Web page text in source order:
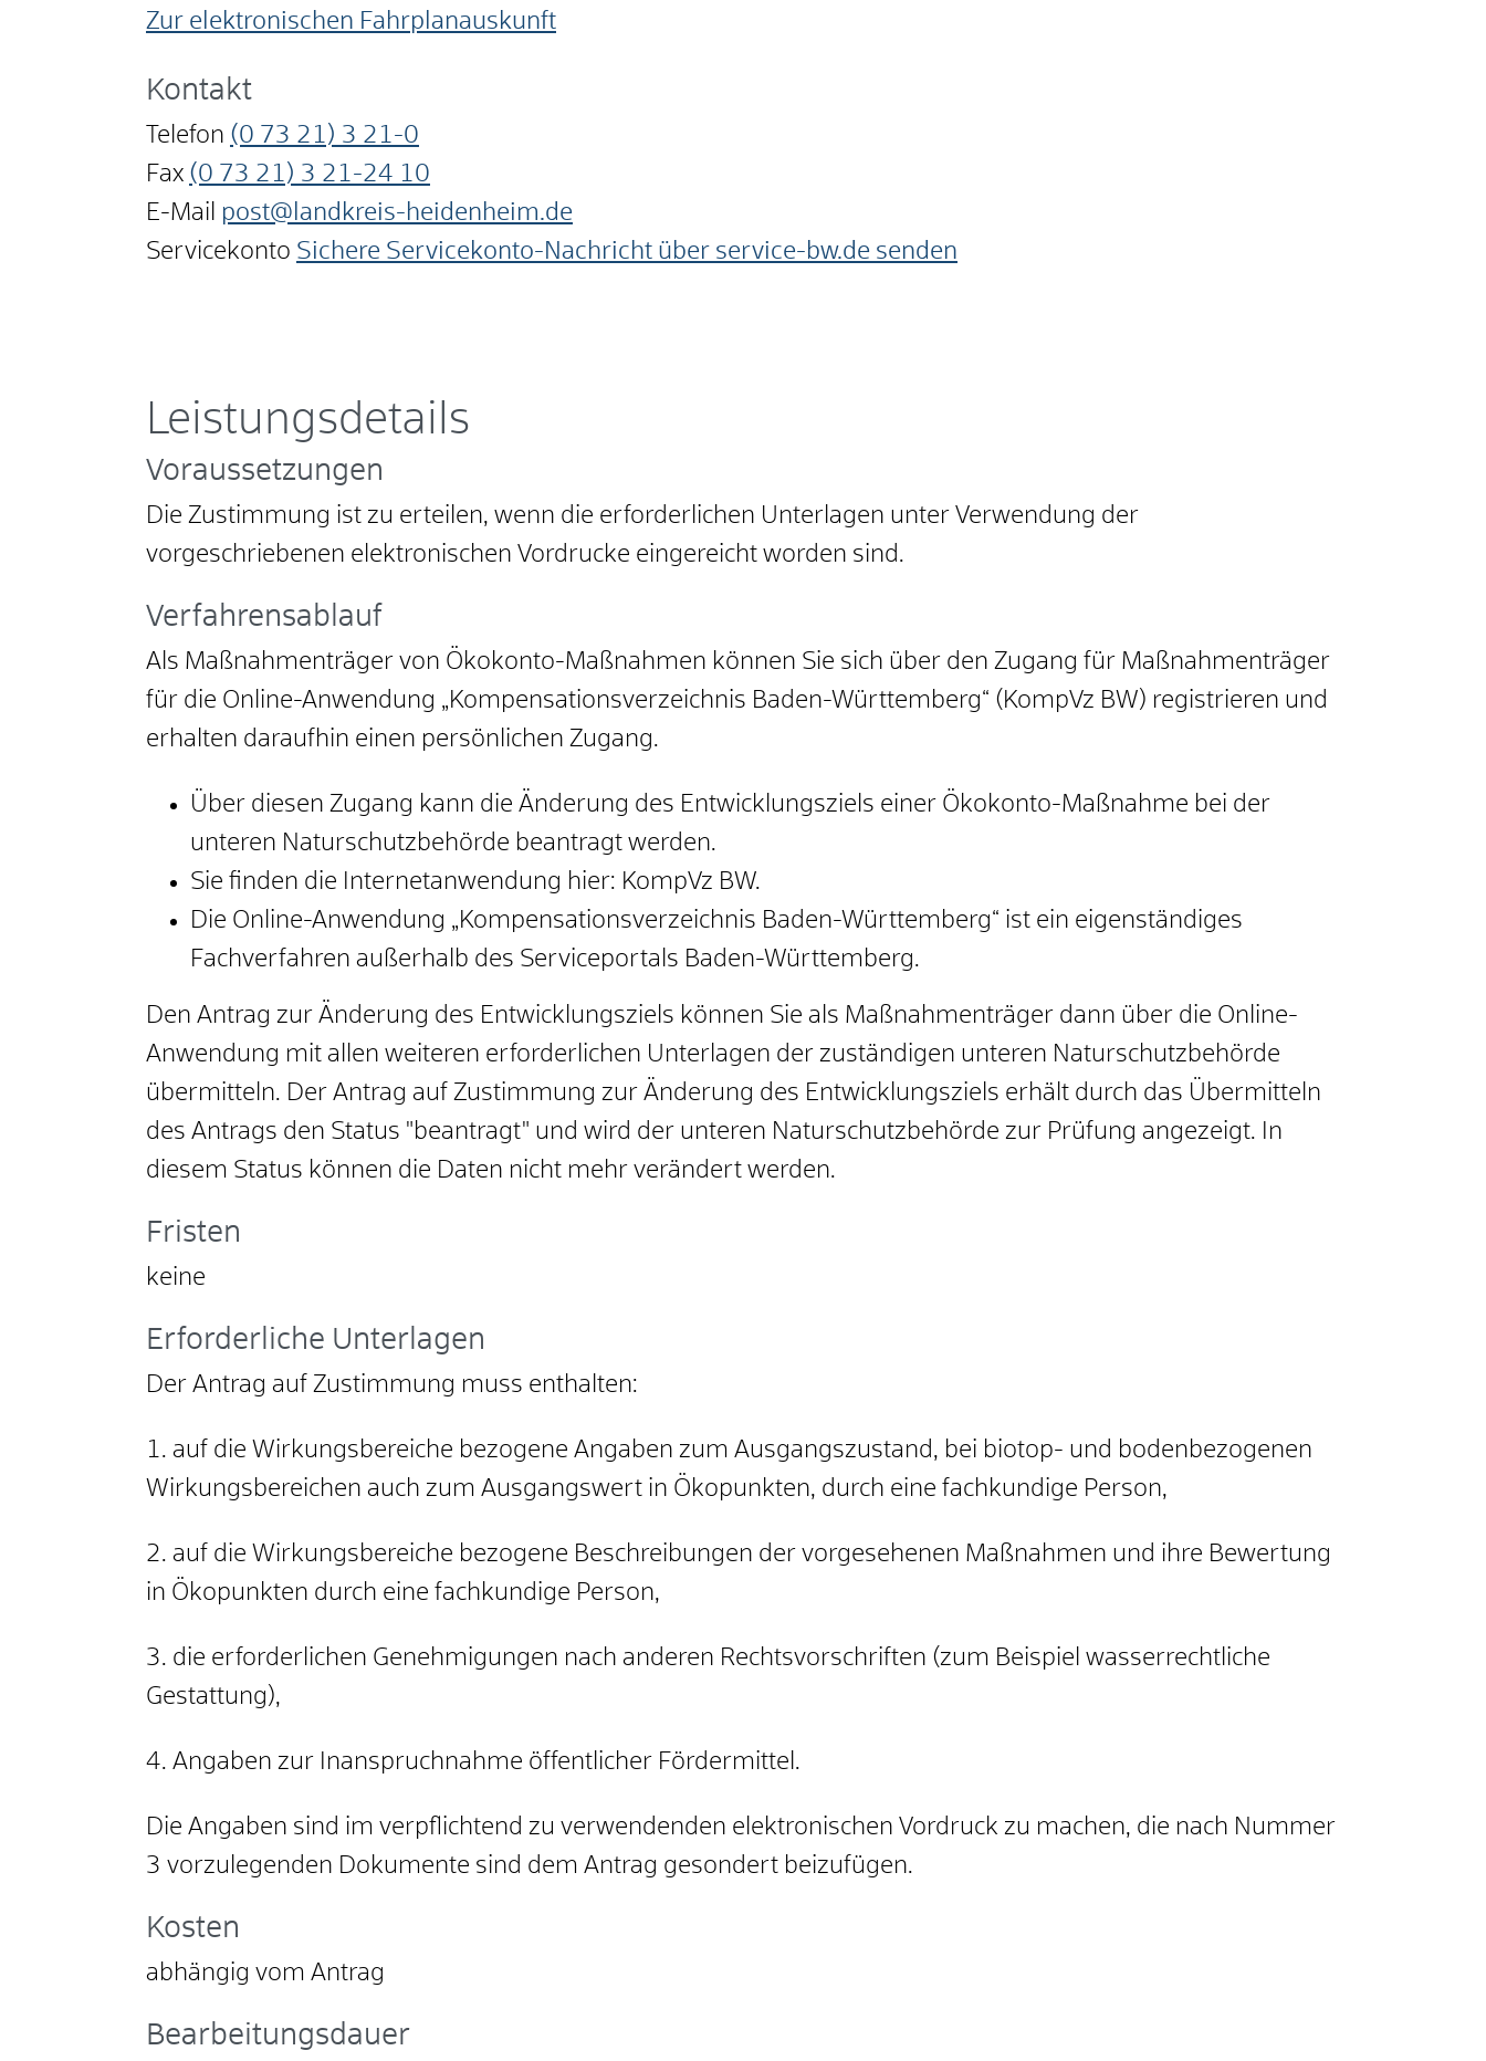
Zur elektronischen Fahrplanauskunft
Kontakt
Telefon (0 73 21) 3 21-0
Fax (0 73 21) 3 21-24 10
E-Mail post@landkreis-heidenheim.de
Servicekonto Sichere Servicekonto-Nachricht über service-bw.de senden
Leistungsdetails
Voraussetzungen
Die Zustimmung ist zu erteilen, wenn die erforderlichen Unterlagen unter Verwendung der
vorgeschriebenen elektronischen Vordrucke eingereicht worden sind.
Verfahrensablauf
Als Maßnahmenträger von Ökokonto-Maßnahmen können Sie sich über den Zugang für Maßnahmenträger
für die Online-Anwendung „Kompensationsverzeichnis Baden-Württemberg“ (KompVz BW) registrieren und
erhalten daraufhin einen persönlichen Zugang.
Über diesen Zugang kann die Änderung des Entwicklungsziels einer Ökokonto-Maßnahme bei der
unteren Naturschutzbehörde beantragt werden.
Sie finden die Internetanwendung hier: KompVz BW.
Die Online-Anwendung „Kompensationsverzeichnis Baden-Württemberg“ ist ein eigenständiges
Fachverfahren außerhalb des Serviceportals Baden-Württemberg.
Den Antrag zur Änderung des Entwicklungsziels können Sie als Maßnahmenträger dann über die Online-
Anwendung mit allen weiteren erforderlichen Unterlagen der zuständigen unteren Naturschutzbehörde
übermitteln. Der Antrag auf Zustimmung zur Änderung des Entwicklungsziels erhält durch das Übermitteln
des Antrags den Status "beantragt" und wird der unteren Naturschutzbehörde zur Prüfung angezeigt. In
diesem Status können die Daten nicht mehr verändert werden.
Fristen
keine
Erforderliche Unterlagen
Der Antrag auf Zustimmung muss enthalten:
1. auf die Wirkungsbereiche bezogene Angaben zum Ausgangszustand, bei biotop- und bodenbezogenen
Wirkungsbereichen auch zum Ausgangswert in Ökopunkten, durch eine fachkundige Person,
2. auf die Wirkungsbereiche bezogene Beschreibungen der vorgesehenen Maßnahmen und ihre Bewertung
in Ökopunkten durch eine fachkundige Person,
3. die erforderlichen Genehmigungen nach anderen Rechtsvorschriften (zum Beispiel wasserrechtliche
Gestattung),
4. Angaben zur Inanspruchnahme öffentlicher Fördermittel.
Die Angaben sind im verpflichtend zu verwendenden elektronischen Vordruck zu machen, die nach Nummer
3 vorzulegenden Dokumente sind dem Antrag gesondert beizufügen.
Kosten
abhängig vom Antrag
Bearbeitungsdauer